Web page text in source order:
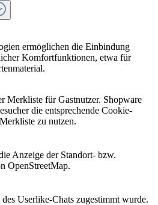
ermöglichen die Einbindung
Komfortfunktionen, etwa für
Merkliste für Gastnutzer. Shopware
die entsprechende Cookie-
zu nutzen.
Anzeige der Standort- bzw.
OpenStreetMap.
Userlike-Chats zugestimmt wurde.